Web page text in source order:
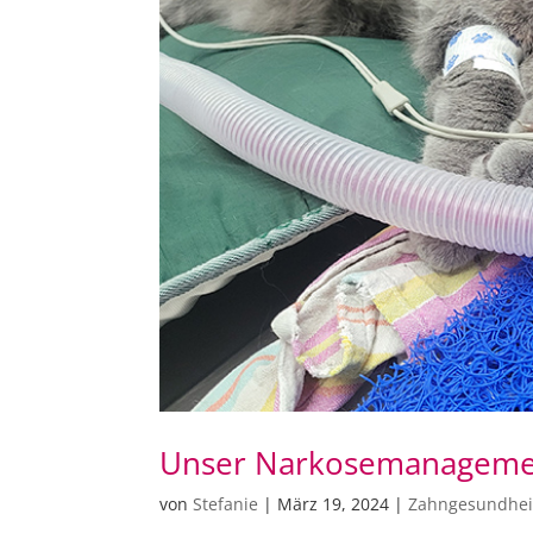
Unser
vonStefanie | März 19, 2024 |